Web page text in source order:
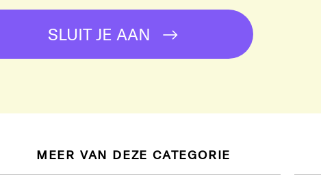
SLUIT JE AAN
MEER VAN DEZE CATEGORIE